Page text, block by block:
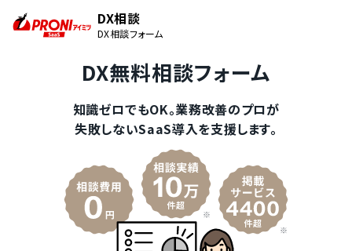
DX相談
DX相談フォーム
DX無料相談フォーム
知識ゼロでもOK。業務改善のプロが
失敗しないSaaS導入を支援します。